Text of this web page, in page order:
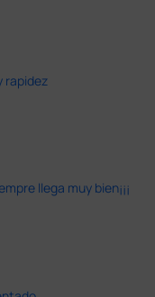
rapidez
llega muy bien¡¡¡